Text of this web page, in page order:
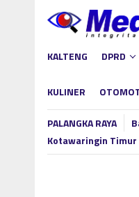
Loncat
KALTENG DPRD
KULINER
PALANGKA RAYA
Kotawaringin Timur